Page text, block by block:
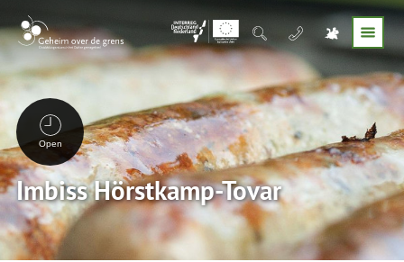
Open
Imbiss Hörstkamp-Tovar